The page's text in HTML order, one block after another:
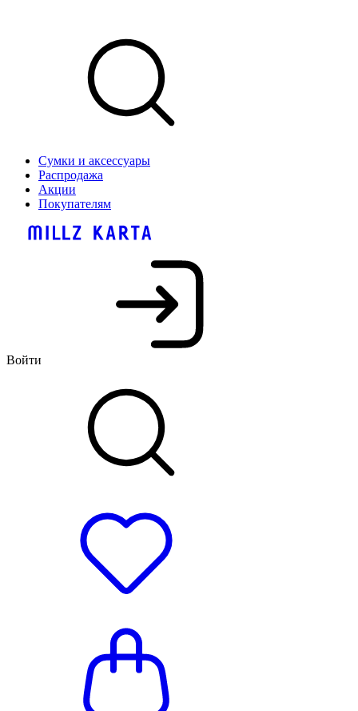
Сумки и аксессуары
Распродажа
Акции
Покупателям
Войти